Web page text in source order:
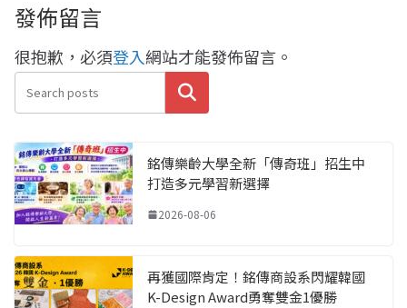
發佈留言
很抱歉，必須登入網站才能發佈留言。
搜尋
銘傳樂齡大學全新「傳奇班」招生中
打造多元學習新選擇
2026-08-06
再獲國際肯定！銘傳商設系閃耀韓國
K-Design Award勇奪雙金1優勝